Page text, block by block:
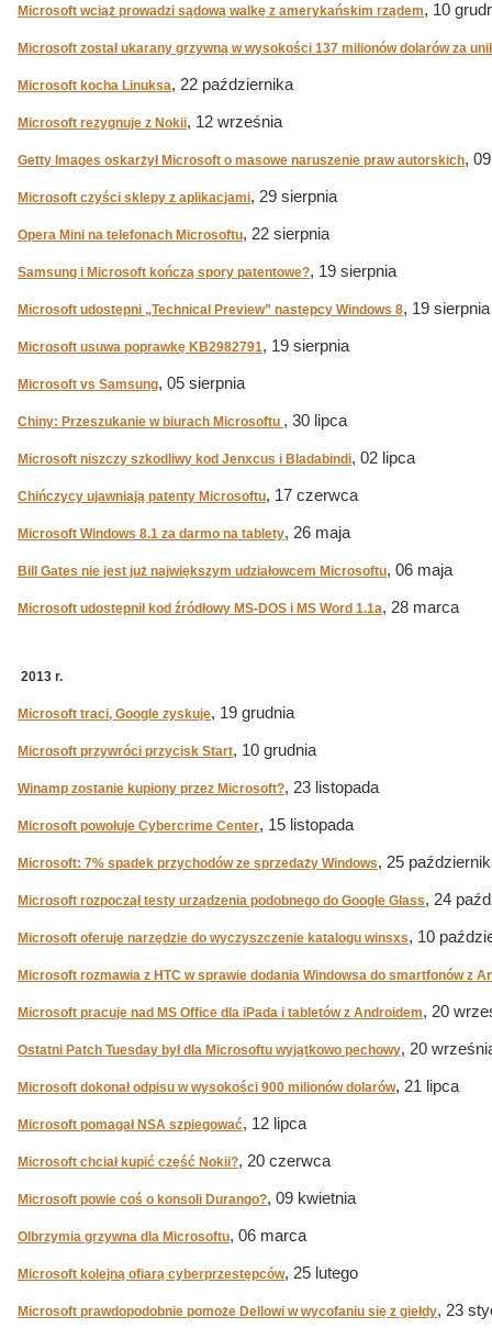
Microsoft wciąż prowadzi sądową walkę z amerykańskim rządem, 10
Microsoft został ukarany grzywną w wysokości 137 milionów dolarów za
Microsoft kocha Linuksa, 22 października
Microsoft rezygnuje z Nokii, 12 września
Getty Images oskarżył Microsoft o masowe naruszenie praw autorskich,
Microsoft czyści sklepy z aplikacjami, 29 sierpnia
Opera Mini na telefonach Microsoftu, 22 sierpnia
Samsung i Microsoft kończą spory patentowe?, 19 sierpnia
Microsoft udostępni „Technical Preview” następcy Windows 8, 19 sierpnia
Microsoft usuwa poprawkę KB2982791, 19 sierpnia
Microsoft vs Samsung, 05 sierpnia
Chiny: Przeszukanie w biurach Microsoftu , 30 lipca
Microsoft niszczy szkodliwy kod Jenxcus i Bladabindi, 02 lipca
Chińczycy ujawniają patenty Microsoftu, 17 czerwca
Microsoft Windows 8.1 za darmo na tablety, 26 maja
Bill Gates nie jest już największym udziałowcem Microsoftu, 06 maja
Microsoft udostępnił kod źródłowy MS-DOS i MS Word 1.1a, 28 marca
2013 r.
Microsoft traci, Google zyskuje, 19 grudnia
Microsoft przywróci przycisk Start, 10 grudnia
Winamp zostanie kupiony przez Microsoft?, 23 listopada
Microsoft powołuje Cybercrime Center, 15 listopada
Microsoft: 7% spadek przychodów ze sprzedaży Windows, 25
Microsoft rozpoczął testy urządzenia podobnego do Google Glass, 24
Microsoft oferuje narzędzie do wyczyszczenie katalogu winsxs, 10
Microsoft rozmawia z HTC w sprawie dodania Windowsa do smartfonów z
Microsoft pracuje nad MS Office dla iPada i tabletów z Androidem, 20
Ostatni Patch Tuesday był dla Microsoftu wyjątkowo pechowy, 20
Microsoft dokonał odpisu w wysokości 900 milionów dolarów, 21 lipca
Microsoft pomagał NSA szpiegować, 12 lipca
Microsoft chciał kupić część Nokii?, 20 czerwca
Microsoft powie coś o konsoli Durango?, 09 kwietnia
Olbrzymia grzywna dla Microsoftu, 06 marca
Microsoft kolejną ofiarą cyberprzestępców, 25 lutego
Microsoft prawdopodobnie pomoże Dellowi w wycofaniu się z giełdy, 23